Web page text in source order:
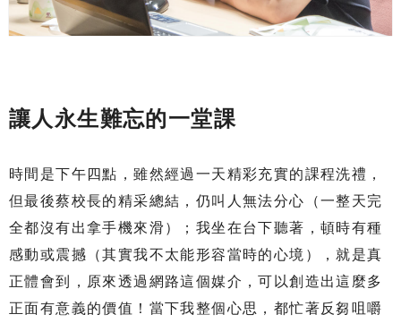
讓人永生難忘的一堂課
時間是下午四點，雖然經過一天精彩充實的課程洗禮，
但最後蔡校長的精采總結，仍叫人無法分心（一整天完
全都沒有出拿手機來滑）；我坐在台下聽著，頓時有種
感動或震撼（其實我不太能形容當時的心境），就是真
正體會到，原來透過網路這個媒介，可以創造出這麼多
正面有意義的價值！當下我整個心思，都忙著反芻咀嚼